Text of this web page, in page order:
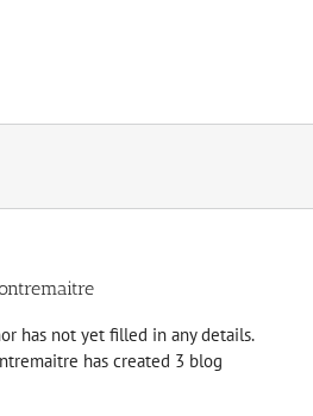
has not yet filled in any details.
has created 3 blog